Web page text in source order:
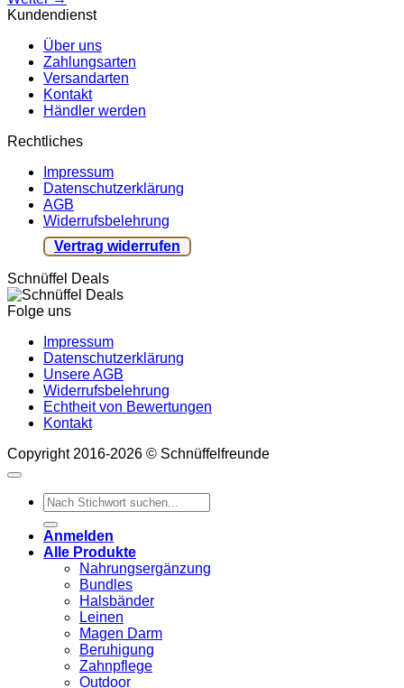
Kundendienst
Über uns
Zahlungsarten
Versandarten
Kontakt
Händler werden
Rechtliches
Impressum
Datenschutzerklärung
AGB
Widerrufsbelehrung
Vertrag widerrufen
Schnüffel Deals
Folge uns
Impressum
Datenschutzerklärung
Unsere AGB
Widerrufsbelehrung
Echtheit von Bewertungen
Kontakt
Copyright 2016-2026 © Schnüffelfreunde
Suchen
nach:
Anmelden
Alle Produkte
Nahrungsergänzung
Bundles
Halsbänder
Leinen
Magen Darm
Beruhigung
Zahnpflege
Outdoor